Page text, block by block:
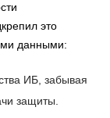
это
данными:
ИБ, забывая
защиты.